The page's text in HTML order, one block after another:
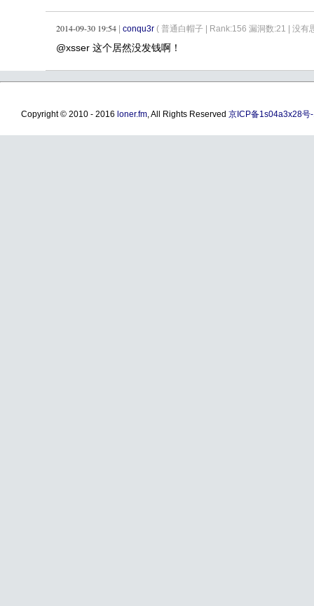
2014-09-30 19:54 conqu3r ( 普通白帽子 | Rank:156 漏洞数:21 | 没有
@xsser 这个居然没发钱啊！
Copyright © 2010 - 2016 loner.fm, All Rights Reserved 京ICP备1s04a3x28号